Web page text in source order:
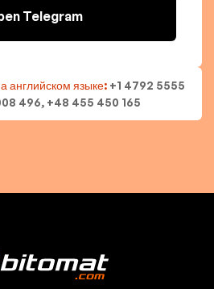
Telegram
английском языке: +1 4792 5555
496, +48 455 450 165